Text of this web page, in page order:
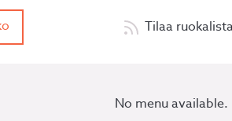
Tilaa
No menu available.